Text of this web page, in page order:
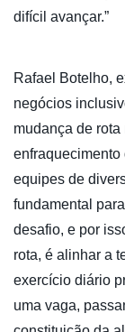
difícil avançar.”
Rafael Botelho,
negócios
mudança de
enfraquecimento
equipes de
fundamental
desafio, e por
rota, é alinhar a
exercício diário
uma vaga,